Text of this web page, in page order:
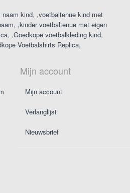
naam kind ,voetbaltenue kind met
,kinder voetbaltenue met eigen
,Goedkope voetbalkleding kind
Voetbalshirts Replica
Mijn account
Mijn account
Verlanglijst
Nieuwsbrief